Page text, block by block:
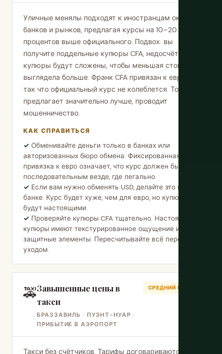
Уличные менялы подходят к иностранцам около
банков и рынков, предлагая курсы на 10–20
процентов выше официального. Подвох: вы
получите поддельные купюры CFA, недосчёт или
купюры будут сложены, чтобы меньшая стопка
выглядела больше. Франк CFA привязан к евро,
так что официальный курс не колеблется. Тот, кто
предлагает значительно лучше, проводит
мошенничество.
КАК СПРАВИТЬСЯ
Обменивайте деньги только в банках или
авторизованных бюро обмена. Фиксированная
привязка к евро означает, что курс должен быть
последовательным везде, где легально.
Если вам нужно обменять USD, делайте это в
банке. Курс будет хуже, чем для евро, но купюры
будут настоящими.
Проверяйте купюры CFA тщательно. Настоящие
купюры имеют текстурированное ощущение и
защитные элементы. Пересчитывайте всё перед
уходом.
🚕Завышенные цены в
такси
БРАЗЗАВИЛЬ · ПУЭНТ-НУАР ·
ПРИБЫТИЕ В АЭРОПОРТ
СРЕДНИЙ РИСК
Такси без счётчиков. Тарифы договариваются.